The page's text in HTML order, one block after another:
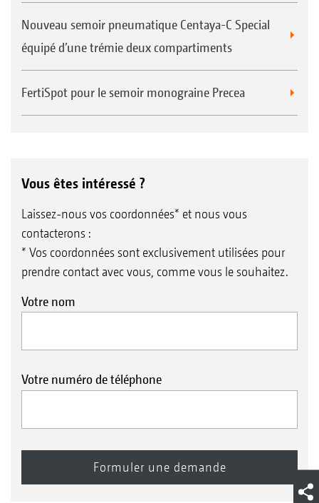
Nouveau semoir pneumatique Centaya-C Special
équipé d’une trémie deux compartiments
FertiSpot pour le semoir monograine Precea
Vous êtes intéressé ?
Laissez-nous vos coordonnées* et nous vous
contacterons :
* Vos coordonnées sont exclusivement utilisées pour
prendre contact avec vous, comme vous le souhaitez.
Votre nom
Votre numéro de téléphone